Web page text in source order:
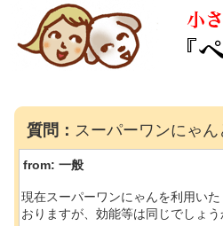
質問： スーパーワンにゃ
from: 一般
現在スーパーワンにゃんを利用い
おりますが、効能等は同じでしょう